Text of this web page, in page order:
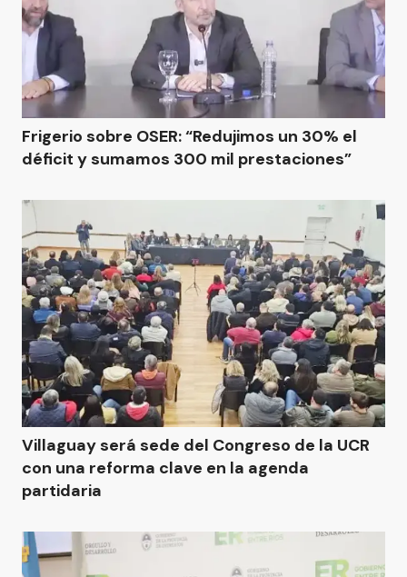
Frigerio sobre OSER: “Redujimos un 30% el
déficit y sumamos 300 mil prestaciones”
Villaguay será sede del Congreso de la UCR
con una reforma clave en la agenda
partidaria